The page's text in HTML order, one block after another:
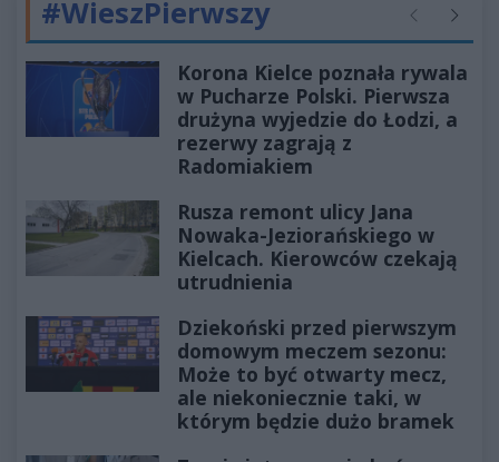
#WieszPierwszy Poprzednie
Korona Kielce poznała rywala
w Pucharze Polski. Pierwsza
drużyna wyjedzie do Łodzi, a
rezerwy zagrają z
Radomiakiem
Rusza remont ulicy Jana
Nowaka-Jeziorańskiego w
Kielcach. Kierowców czekają
utrudnienia
Dziekoński przed pierwszym
domowym meczem sezonu:
Może to być otwarty mecz,
ale niekoniecznie taki, w
którym będzie dużo bramek